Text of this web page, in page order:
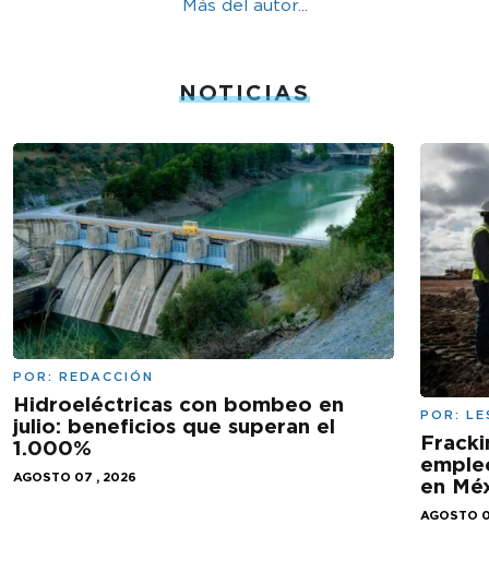
Más del autor...
NOTICIAS
POR: REDACCIÓN
Hidroeléctricas con bombeo en
julio: beneficios que superan el
1.000%
AGOSTO 07 , 2026
POR:
en
AGOSTO